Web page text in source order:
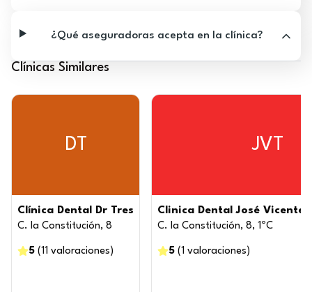
¿Qué aseguradoras acepta en la clínica?
Clínicas Similares
DT
Clínica Dental Dr Tres
C. la Constitución, 8
5 (11 valoraciones )
JVT
Clinica Dental José Vicente
C. la Constitución, 8, 1ºC
5 (1 valoraciones )